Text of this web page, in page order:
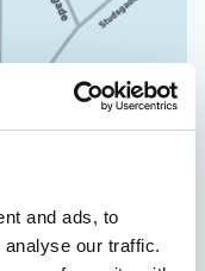
and ads, to
our traffic.